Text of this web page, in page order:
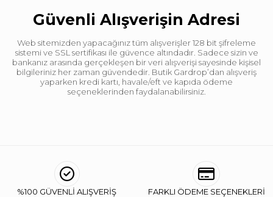
Güvenli Alışverişin Adresi
Web sitemizden yapacağınız tüm alışverişler 128 bit şifreleme
sistemi ve SSL sertifikası ile güvence altındadır. Sadece sizin ve
bankanız arasında gerçekleşen bir veri alışverişi sayesinde kişisel
bilgileriniz her zaman güvendedir. Butik Gardrop’dan alışveriş
yaparken kredi kartı, havale/eft ve kapıda ödeme
seçeneklerinden faydalanabilirsiniz.
%100 GÜVENLİ ALIŞVERİŞ FARKLI ÖDEME SEÇENEKLERİ